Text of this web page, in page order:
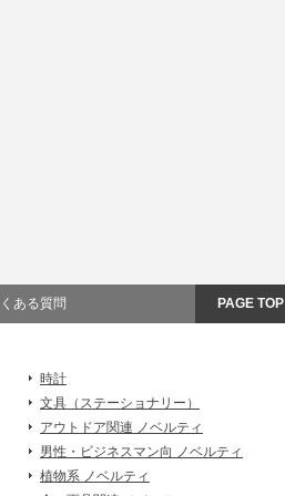
ある質問 PAGE TOP
時計
文具（ステーショナリー）
アウトドア関連 ノベルティ
男性・ビジネスマン向 ノベルティ
植物系 ノベルティ